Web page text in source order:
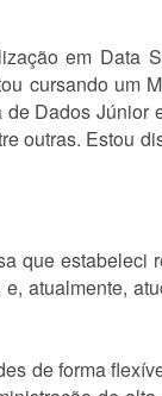
em Data
cursando um
Dados Júnior
outras. Estou
que estabeleci
atualmente,
de forma